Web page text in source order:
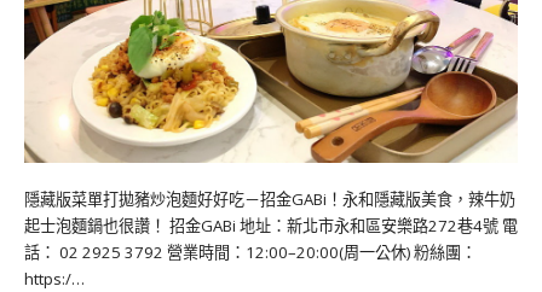
隱藏版菜單打拋豬炒泡麵好好吃－招金GABi！永和隱藏版美食，辣牛奶
起士泡麵鍋也很讚！ 招金GABi 地址：新北市永和區安樂路272巷4號 電
話： 02 2925 3792 營業時間：12:00–20:00(周一公休) 粉絲團：
https:/…